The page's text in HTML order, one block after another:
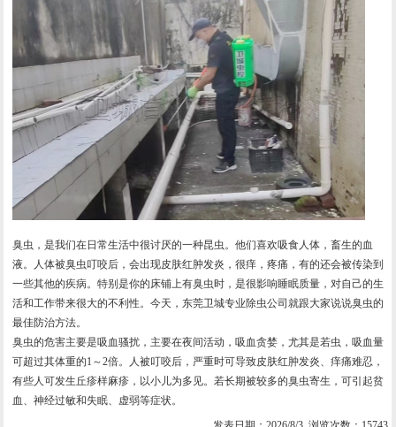
臭虫，是我们在日常生活中很讨厌的一种昆虫。他们喜欢吸食人体，畜生的血
液。人体被臭虫叮咬后，会出现皮肤红肿发炎，很痒，疼痛，有的还会被传染到
一些其他的疾病。特别是你的床铺上有臭虫时，是很影响睡眠质量，对自己的生
活和工作带来很大的不利性。今天，东莞卫城专业除虫公司就跟大家说说臭虫的
最佳防治方法。
臭虫的危害主要是吸血骚扰，主要在夜间活动，吸血贪婪，尤其是若虫，吸血量
可超过其体重的1～2倍。人被叮咬后，严重时可导致皮肤红肿发炎、痒痛难忍，
有些人可发生丘疹样麻疹，以小儿为多见。若长期被较多的臭虫寄生，可引起贫
血、神经过敏和失眠、虚弱等症状。